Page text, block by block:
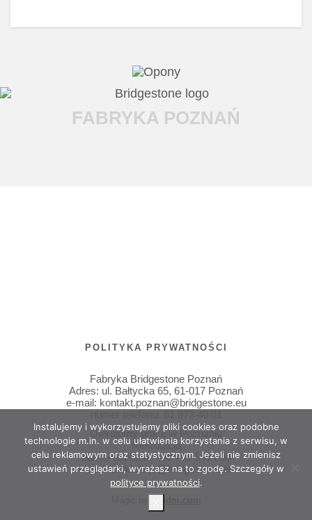
FABRYKA POZNAŃ
POLITYKA PRYWATNOŚCI
Fabryka Bridgestone Poznań
Adres: ul. Bałtycka 65, 61-017 Poznań
e-mail: kontakt.poznan@bridgestone.eu
Oferujemypracę w Poznaniu
Rekrutacja
numer telefonu:+48 795 545 000
e-mail:produkcja@bridgestone.eu
Instalujemy i wykorzystujemy pliki cookies oraz podobne
technologie m.in. w celu ułatwienia korzystania z serwisu, w
celu reklamowym oraz statystycznym. Jeżeli nie zmienisz
ustawień przeglądarki, wyrażasz na to zgodę. Szczegóły w
polityce prywatności.